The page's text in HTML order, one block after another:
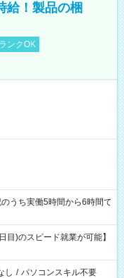
給！製品の梱
ンクOK
目)のスピード就業が可能】
し / パソコンスキル不要